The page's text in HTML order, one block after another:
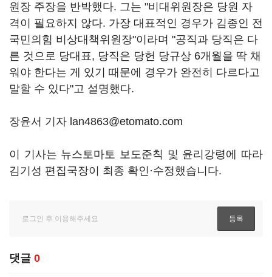
원장 주장을 반박했다. 그는 "비대위원장은 당원 자
격이 필요하지 않다. 가장 대표적인 경우가 김종인 전
국민의힘 비상대책위원장"이라며 "공직과 당직은 다
른 것으로 당대표, 당직은 당헌 당규상 6개월을 딱 채
워야 한다는 게 있기 때문에 경우가 완전히 다르다고
말할 수 있다"고 설명했다.
장윤서 기자 lan4863@etomato.com
이 기사는 뉴스토마토 보도준칙 및 윤리강령에 따라
김기성 편집국장이 최종 확인·수정했습니다.
댓글 0